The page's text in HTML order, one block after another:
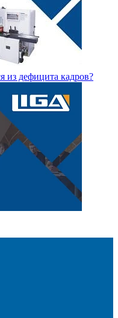
из дефицита кадров?